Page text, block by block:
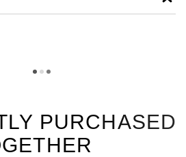
PURCHASED